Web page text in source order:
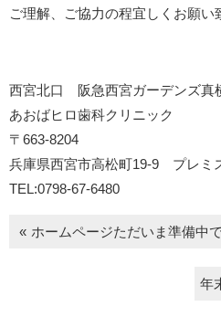
ご理解、ご協力の程宜しくお願い
西宮北口 阪急西宮ガーデンズ真
あおばヒロ歯科クリニック
〒663-8204
兵庫県西宮市高松町19-9 プレミ
TEL:0798-67-6480
ホームページただいま準備中で
年